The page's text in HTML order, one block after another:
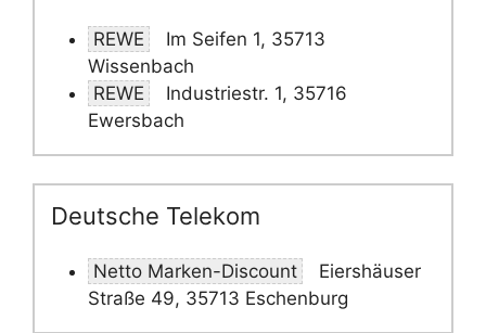
REWE
Im Seifen 1, 35713
Wissenbach
REWE
Industriestr. 1, 35716
Ewersbach
Deutsche Telekom
Netto Marken-Discount
Eiershäuser
Straße 49, 35713 Eschenburg